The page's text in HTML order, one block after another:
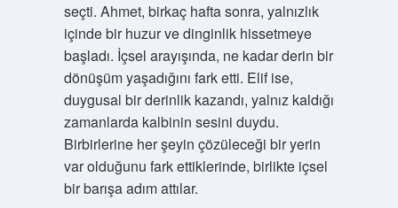
seçti. Ahmet, birkaç hafta sonra, yalnızlık
içinde bir huzur ve dinginlik hissetmeye
başladı. İçsel arayışında, ne kadar derin bir
dönüşüm yaşadığını fark etti. Elif ise,
duygusal bir derinlik kazandı, yalnız kaldığı
zamanlarda kalbinin sesini duydu.
Birbirlerine her şeyin çözüleceği bir yerin
var olduğunu fark ettiklerinde, birlikte içsel
bir barışa adım attılar.